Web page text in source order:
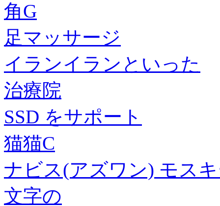
角G
足マッサージ
イランイランといった
治療院
SSD をサポート
猫猫C
ナビス(アズワン) モス
文字の